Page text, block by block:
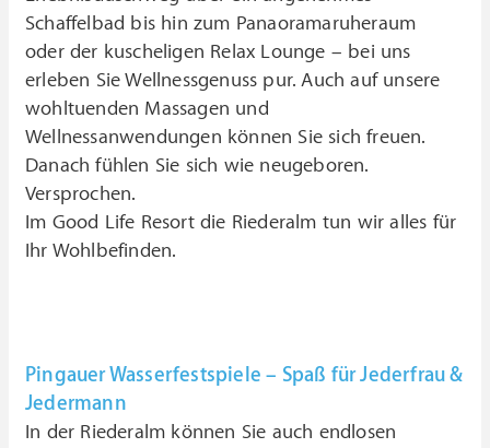
Schaffelbad bis hin zum Panaoramaruheraum
oder der kuscheligen Relax Lounge – bei uns
erleben Sie Wellnessgenuss pur. Auch auf unsere
wohltuenden Massagen und
Wellnessanwendungen können Sie sich freuen.
Danach fühlen Sie sich wie neugeboren.
Versprochen.
Im Good Life Resort die Riederalm tun wir alles für
Ihr Wohlbefinden.
Pingauer Wasserfestspiele – Spaß für Jederfrau &
Jedermann
In der Riederalm können Sie auch endlosen